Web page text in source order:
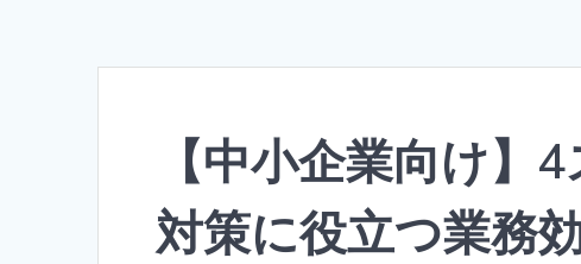
【中小企業向け】
対策に役立つ業務